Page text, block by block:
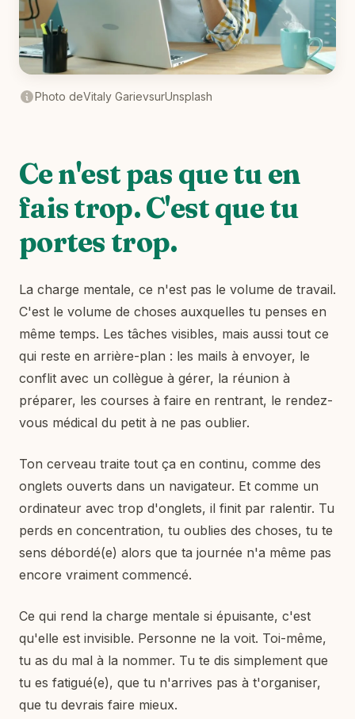
Photo deVitaly GarievsurUnsplash
Ce n'est pas que tu en
fais trop. C'est que tu
portes trop.
La charge mentale, ce n'est pas le volume de travail.
C'est le volume de choses auxquelles tu penses en
même temps. Les tâches visibles, mais aussi tout ce
qui reste en arrière-plan : les mails à envoyer, le
conflit avec un collègue à gérer, la réunion à
préparer, les courses à faire en rentrant, le rendez-
vous médical du petit à ne pas oublier.
Ton cerveau traite tout ça en continu, comme des
onglets ouverts dans un navigateur. Et comme un
ordinateur avec trop d'onglets, il finit par ralentir. Tu
perds en concentration, tu oublies des choses, tu te
sens débordé(e) alors que ta journée n'a même pas
encore vraiment commencé.
Ce qui rend la charge mentale si épuisante, c'est
qu'elle est invisible. Personne ne la voit. Toi-même,
tu as du mal à la nommer. Tu te dis simplement que
tu es fatigué(e), que tu n'arrives pas à t'organiser,
que tu devrais faire mieux.